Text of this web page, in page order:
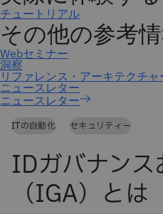
ニュースレター
ITの自動化 セキュリティー
IDガバナン
（IGA）とは